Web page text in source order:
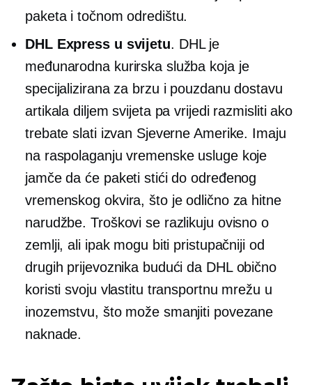
paketa i točnom odredištu.
DHL Express u svijetu. DHL je
međunarodna kurirska služba koja je
specijalizirana za brzu i pouzdanu dostavu
artikala diljem svijeta pa vrijedi razmisliti ako
trebate slati izvan Sjeverne Amerike. Imaju
na raspolaganju vremenske usluge koje
jamče da će paketi stići do određenog
vremenskog okvira, što je odlično za hitne
narudžbe. Troškovi se razlikuju ovisno o
zemlji, ali ipak mogu biti pristupačniji od
drugih prijevoznika budući da DHL obično
koristi svoju vlastitu transportnu mrežu u
inozemstvu, što može smanjiti povezane
naknade.